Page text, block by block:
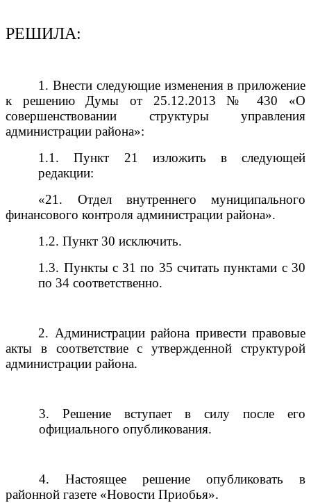
РЕШИЛА:
1. Внести следующие изменения в приложение
к решению Думы от25.12.2013 № 430 «О
совершенствовании структуры управления
администрации района»:
1.1. Пункт 21 изложить в следующей
редакции:
«21. Отдел внутреннего муниципального
финансового контроля администрации района».
1.2. Пункт 30 исключить.
1.3. Пункты с 31 по 35считать пунктами с 30
по 34 соответственно.
2. Администрации района привести правовые
акты в соответствие с утвержденной структурой
администрации района.
3. Решение вступает в силу после его
официального опубликования.
4. Настоящее решение опубликовать в
районной газете «Новости Приобья».